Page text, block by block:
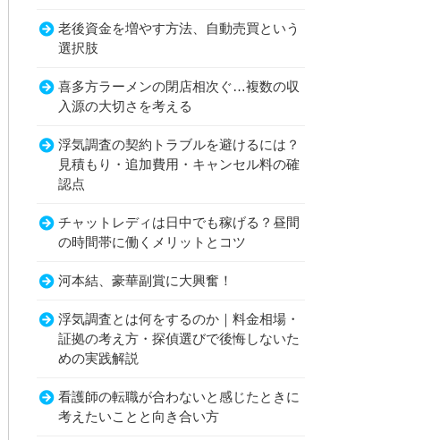
老後資金を増やす方法、自動売買という
選択肢
喜多方ラーメンの閉店相次ぐ…複数の収
入源の大切さを考える
浮気調査の契約トラブルを避けるには？
見積もり・追加費用・キャンセル料の確
認点
チャットレディは日中でも稼げる？昼間
の時間帯に働くメリットとコツ
河本結、豪華副賞に大興奮！
浮気調査とは何をするのか｜料金相場・
証拠の考え方・探偵選びで後悔しないた
めの実践解説
看護師の転職が合わないと感じたときに
考えたいことと向き合い方